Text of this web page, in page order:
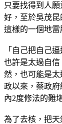
只要找得到人
好，至於吳茂
這樣的一個地雷
「自己把自己
也許是太過自
然，也可能是
政以來，蔡政
內2度修法的難
為了去核，把